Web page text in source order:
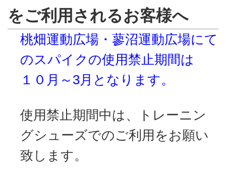
をご利用されるお客様へ
桃畑運動広場・蓼沼運動広場にて
のスパイクの使用禁止期間は
１０月～3月となります。
使用禁止期間中は、トレーニン
グシューズでのご利用をお願い
致します。